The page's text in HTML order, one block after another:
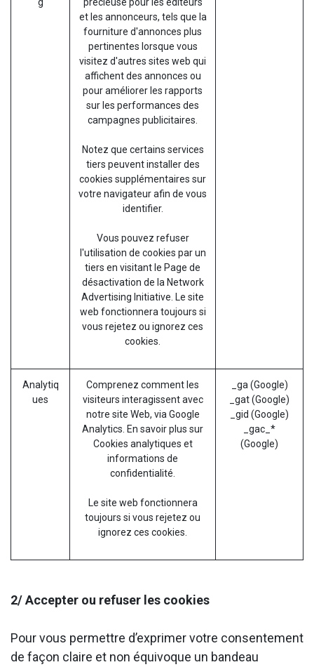
et les annonceurs, tels que la
fourniture d'annonces plus
pertinentes lorsque vous
visitez d'autres sites web qui
affichent des annonces ou
pour améliorer les rapports
sur les performances des
campagnes publicitaires.
Notez que certains services
tiers peuvent installer des
cookies supplémentaires sur
votre navigateur afin de vous
identifier.
Vous pouvez refuser
l'utilisation de cookies par un
tiers en visitant le Page de
désactivation de la Network
Advertising Initiative. Le site
web fonctionnera toujours si
vous rejetez ou ignorez ces
cookies.
Analytiq
ues
Comprenez comment les
visiteurs interagissent avec
notre site Web, via Google
Analytics. En savoir plus sur
Cookies analytiques et
informations de
confidentialité.
Le site web fonctionnera
toujours si vous rejetez ou
ignorez ces cookies.
_ga (Google)
_gat (Google)
_gid (Google)
_gac_*
(Google)
2/ Accepter ou refuser les cookies
Pour vous permettre d’exprimer votre consentement
de façon claire et non équivoque un bandeau